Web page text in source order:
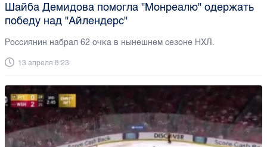
Шайба Демидова помогла "Монреалю" одержать
победу над "Айлендерс"
Россиянин набрал 62 очка в нынешнем сезоне НХЛ.
13 апреля 8:23